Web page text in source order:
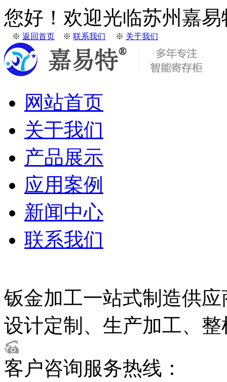
您好！欢迎光临苏州嘉
※ 返回首页 ※ 联系我们 ※ 关于我们
网站首页
关于我们
产品展示
应用案例
新闻中心
联系我们
钣金加工一站式制造供应
设计定制、生产加工、
客户咨询服务热线：